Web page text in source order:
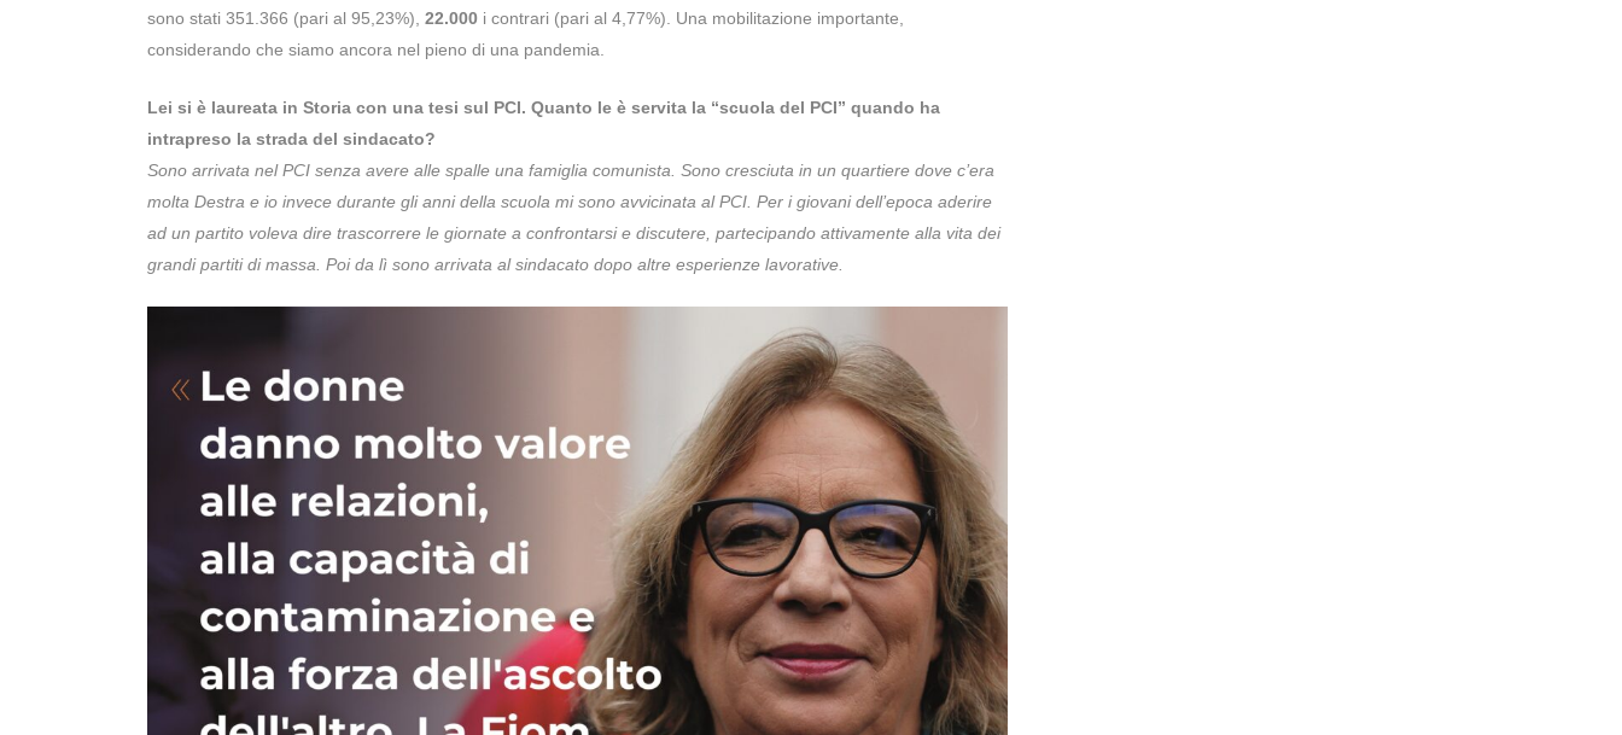
sono stati 351.366 (pari al 95,23%), 22.000 i contrari (pari al 4,77%). Una mobilitazione importante,
considerando che siamo ancora nel pieno di una pandemia.
Lei si è laureata in Storia con una tesi sul PCI. Quanto le è servita la “scuola del PCI” quando ha
intrapreso la strada del sindacato?
Sono arrivata nel PCI senza avere alle spalle una famiglia comunista. Sono cresciuta in un quartiere dove c’era
molta Destra e io invece durante gli anni della scuola mi sono avvicinata al PCI. Per i giovani dell’epoca aderire
ad un partito voleva dire trascorrere le giornate a confrontarsi e discutere, partecipando attivamente alla vita dei
grandi partiti di massa. Poi da lì sono arrivata al sindacato dopo altre esperienze lavorative.